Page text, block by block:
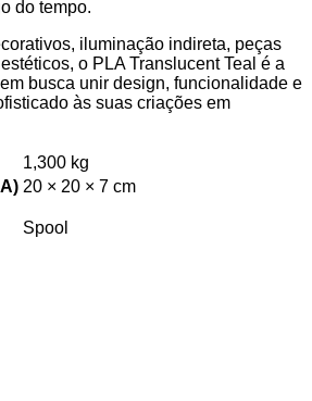
do tempo.
iluminação indireta, peças
o PLA Translucent Teal é a
busca unir design, funcionalidade e
às suas criações em
1,300 kg
20 × 20 × 7 cm
Spool